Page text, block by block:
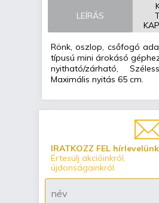
LEÍRÁS
Rönk, oszlop, csőfogó
típusú mini árokásó
nyitható/zárható,
Maximális nyitás 65 cm.
IRATKOZZ FEL
Értesülj akcióinkról,
újdonságainkról.